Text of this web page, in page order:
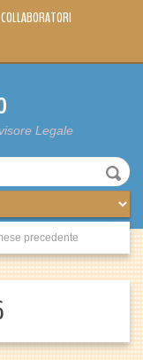
Legale
precedente